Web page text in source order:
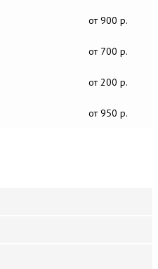
от 900 р.
от 700 р.
от 200 р.
от 950 р.